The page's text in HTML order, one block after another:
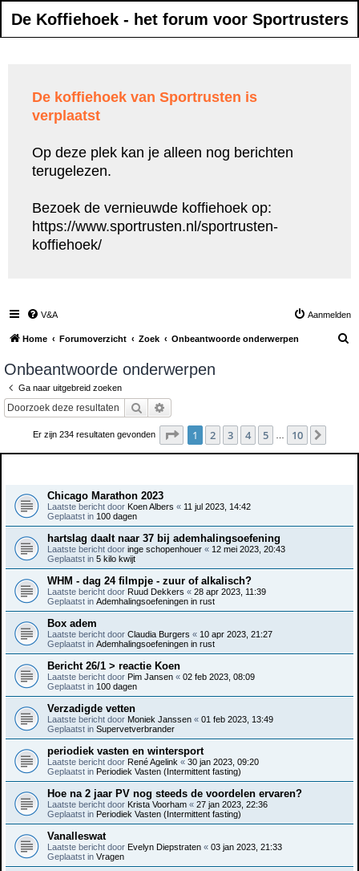
De Koffiehoek - het forum voor Sportrusters
De koffiehoek van Sportrusten is
verplaatst
Op deze plek kan je alleen nog berichten
terugelezen.
Bezoek de vernieuwde koffiehoek op:
https://www.sportrusten.nl/sportrusten-
koffiehoek/
V&A Aanmelden
Home Forumoverzicht Zoek Onbeantwoorde onderwerpen
Onbeantwoorde onderwerpen
Ga naar uitgebreid zoeken
Zoek
Er zijn 234 resultaten gevonden Pagina van 10
1 2 3 4 5 10
Chicago Marathon 2023
Laatste bericht door Koen Albers « 11 jul 2023, 14:42
Geplaatst in 100 dagen
hartslag daalt naar 37 bij ademhalingsoefening
Laatste bericht door inge schopenhouer « 12 mei 2023, 20:43
Geplaatst in 5 kilo kwijt
WHM - dag 24 filmpje - zuur of alkalisch?
Laatste bericht door Ruud Dekkers « 28 apr 2023, 11:39
Geplaatst in Ademhalingsoefeningen in rust
Box adem
Laatste bericht door Claudia Burgers « 10 apr 2023, 21:27
Geplaatst in Ademhalingsoefeningen in rust
Bericht 26/1 > reactie Koen
Laatste bericht door Pim Jansen « 02 feb 2023, 08:09
Geplaatst in 100 dagen
Verzadigde vetten
Laatste bericht door Moniek Janssen « 01 feb 2023, 13:49
Geplaatst in Supervetverbrander
periodiek vasten en wintersport
Laatste bericht door René Agelink « 30 jan 2023, 09:20
Geplaatst in Periodiek Vasten (Intermittent fasting)
Hoe na 2 jaar PV nog steeds de voordelen ervaren?
Laatste bericht door Krista Voorham « 27 jan 2023, 22:36
Geplaatst in Periodiek Vasten (Intermittent fasting)
Vanalleswat
Laatste bericht door Evelyn Diepstraten « 03 jan 2023, 21:33
Geplaatst in Vragen